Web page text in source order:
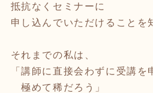
抵抗なくセミナーに
申し込んでいただけることを
それまでの私は、
「講師に直接会わずに受講を
極めて稀だろう」